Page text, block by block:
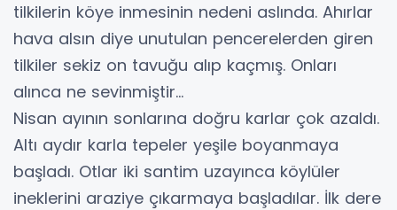
tilkilerin köye inmesinin nedeni aslında. Ahırlar
hava alsın diye unutulan pencerelerden giren
tilkiler sekiz on tavuğu alıp kaçmış. Onları
alınca ne sevinmiştir…
Nisan ayının sonlarına doğru karlar çok azaldı.
Altı aydır karla tepeler yeşile boyanmaya
başladı. Otlar iki santim uzayınca köylüler
ineklerini araziye çıkarmaya başladılar. İlk dere